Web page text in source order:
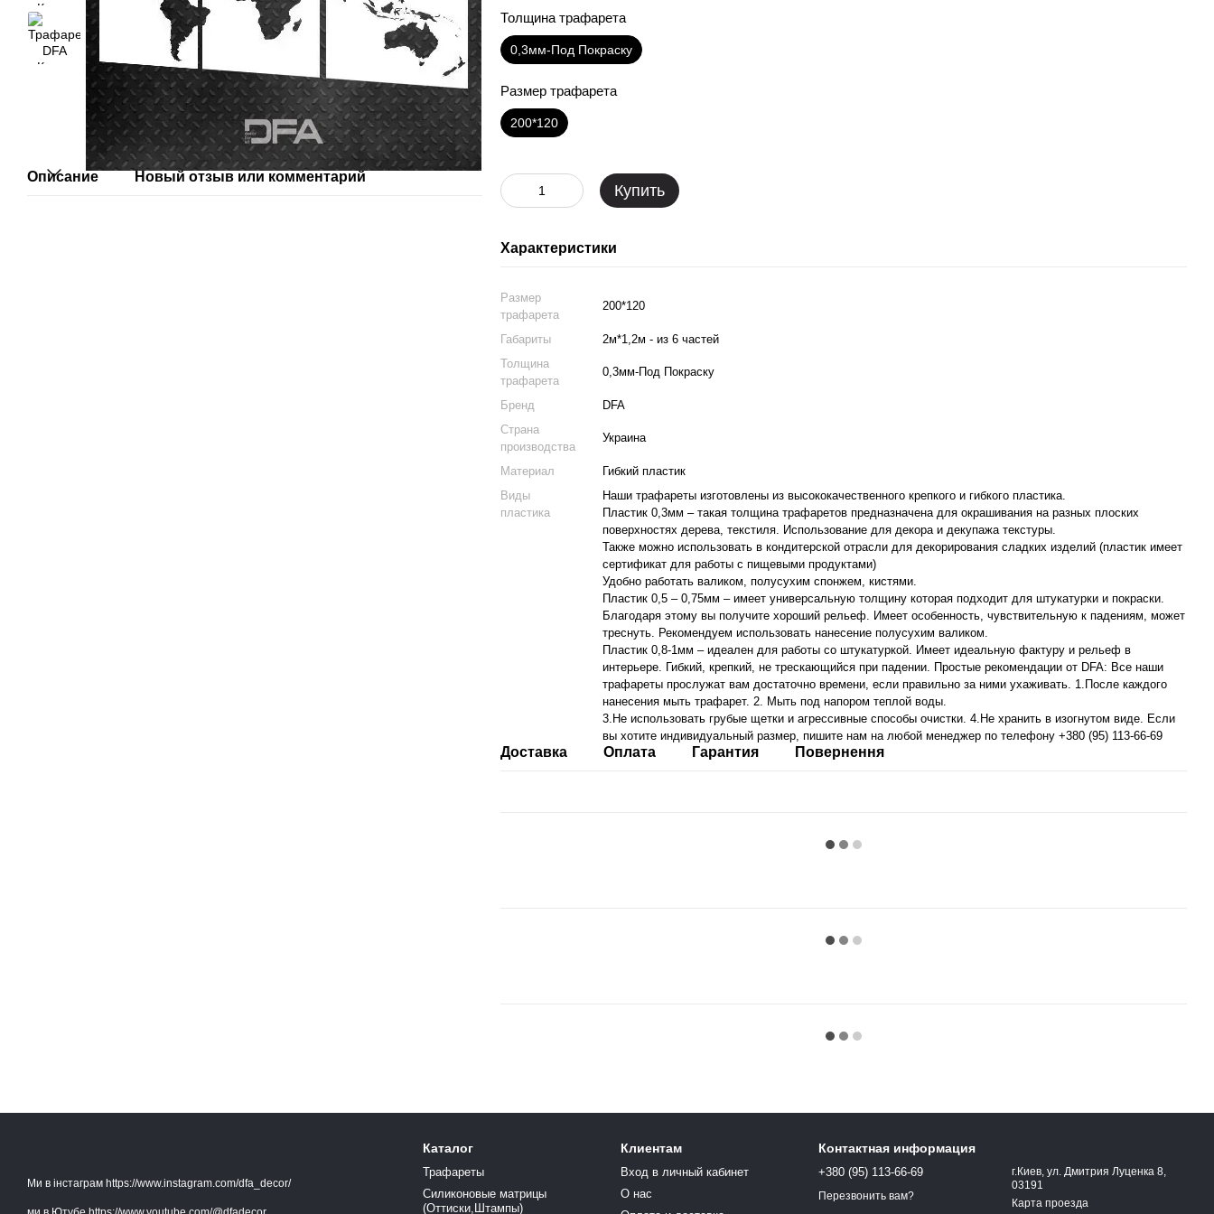
Описание Новый отзыв или комментарий
Толщина трафарета
0,3мм-Под Покраску
Размер трафарета
200*120
Купить
Характеристики
Размер
трафарета
200*120
Габариты
2м*1,2м - из 6 частей
Толщина
трафарета
0,3мм-Под Покраску
Бренд
DFA
Страна
производства
Украина
Материал
Гибкий пластик
Виды
пластика
Наши трафареты изготовлены из высококачественного крепкого и гибкого пластика.
Пластик 0,3мм – такая толщина трафаретов предназначена для окрашивания на разных плоских
поверхностях дерева, текстиля. Использование для декора и декупажа текстуры.
Также можно использовать в кондитерской отрасли для декорирования сладких изделий (пластик имеет
сертификат для работы с пищевыми продуктами)
Удобно работать валиком, полусухим спонжем, кистями.
Пластик 0,5 – 0,75мм – имеет универсальную толщину которая подходит для штукатурки и покраски.
Благодаря этому вы получите хороший рельеф. Имеет особенность, чувствительную к падениям, может
треснуть. Рекомендуем использовать нанесение полусухим валиком.
Пластик 0,8-1мм – идеален для работы со штукатуркой. Имеет идеальную фактуру и рельеф в
интерьере. Гибкий, крепкий, не трескающийся при падении. Простые рекомендации от DFA: Все наши
трафареты прослужат вам достаточно времени, если правильно за ними ухаживать. 1.После каждого
нанесения мыть трафарет. 2. Мыть под напором теплой воды.
3.Не использовать грубые щетки и агрессивные способы очистки. 4.Не хранить в изогнутом виде. Если
вы хотите индивидуальный размер, пишите нам на любой менеджер по телефону +380 (95) 113-66-69
Доставка Оплата Гарантия Повернення
Ми в інстаграм https://www.instagram.com/dfa_decor/
Каталог
Трафареты
Силиконовые матрицы
(Оттиски,Штампы)
Клиентам
Вход в личный кабинет
О нас
Контактная информация
+380 (95) 113-66-69
Перезвонить вам?
г.Киев, ул. Дмитрия Луценка 8,
03191
Карта проезда